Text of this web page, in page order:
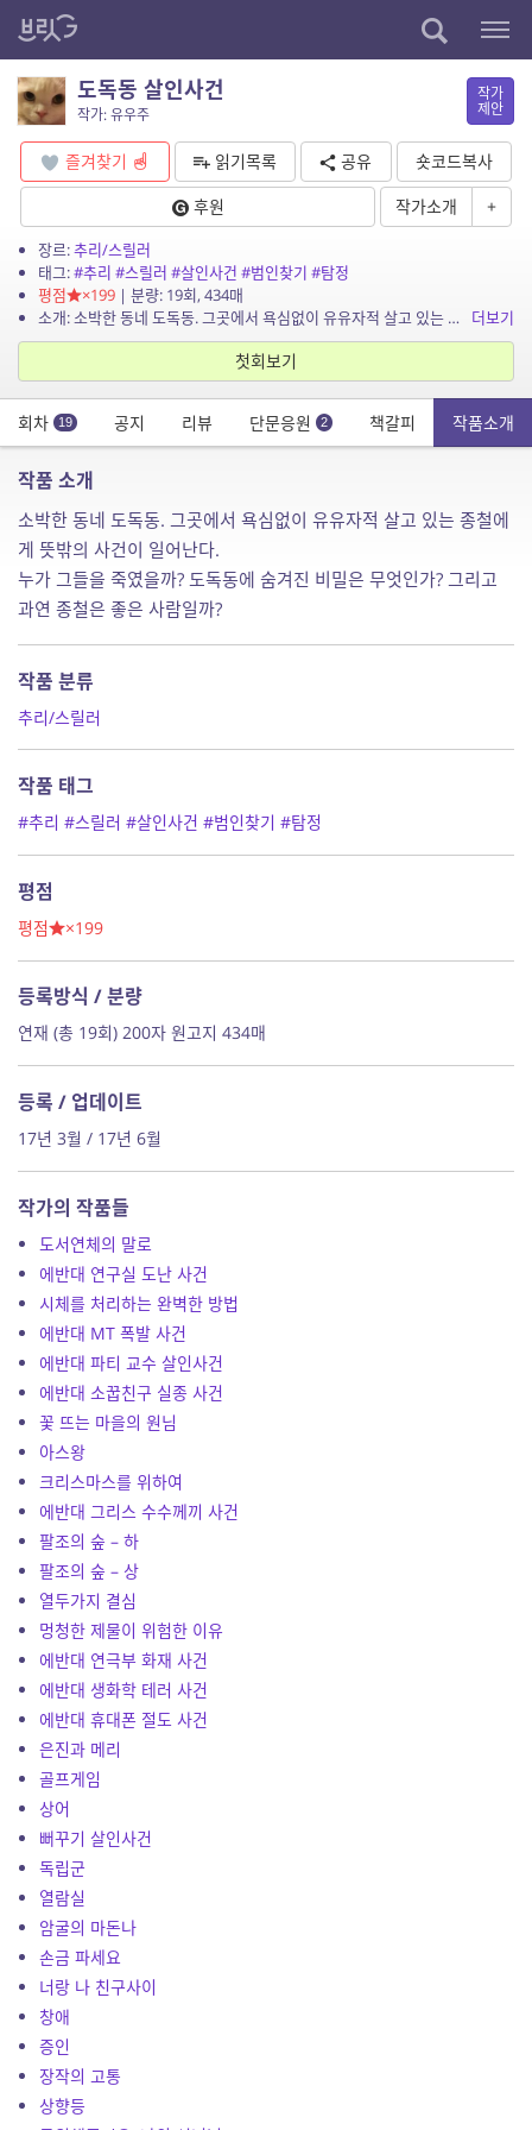
도독동 살인사건
작가: 유우주
작가
제안
즐겨찾기 읽기목록 공유
숏코드복사
후원
작가소개 +
장르:추리/스릴러
태그:#추리 #스릴러 #살인사건 #범인찾기 #탐정
평점
×199| 분량: 19회, 434매
소개: 소박한 동네 도독동. 그곳에서 욕심없이 유유자적 살고 있는 종철에게 뜻밖의 사건이 일어난다. 누가 그들을 죽였을까? 도독동에 숨겨진 비밀은 무엇인가? 그리고 과연 종철은 좋은 사람...
더보기
첫회보기
회차 19 공지 리뷰 단문응원 2 책갈피 작품소개
작품 소개
소박한 동네 도독동. 그곳에서 욕심없이 유유자적 살고 있는 종철에
게 뜻밖의 사건이 일어난다.
누가 그들을 죽였을까? 도독동에 숨겨진 비밀은 무엇인가? 그리고
과연 종철은 좋은 사람일까?
작품 분류
추리/스릴러
작품 태그
#추리 #스릴러 #살인사건 #범인찾기 #탐정
평점
평점 ×199
등록방식 / 분량
연재 (총 19회) 200자 원고지 434매
등록 / 업데이트
17년 3월 / 17년 6월
작가의 작품들
도서연체의 말로
에반대 연구실 도난 사건
시체를 처리하는 완벽한 방법
에반대 MT 폭발 사건
에반대 파티 교수 살인사건
에반대 소꿉친구 실종 사건
꽃 뜨는 마을의 원님
아스왕
크리스마스를 위하여
에반대 그리스 수수께끼 사건
팔조의 숲 – 하
팔조의 숲 – 상
열두가지 결심
멍청한 제물이 위험한 이유
에반대 연극부 화재 사건
에반대 생화학 테러 사건
에반대 휴대폰 절도 사건
은진과 메리
골프게임
상어
뻐꾸기 살인사건
독립군
열람실
암굴의 마돈나
손금 파세요
너랑 나 친구사이
창애
증인
장작의 고통
상향등